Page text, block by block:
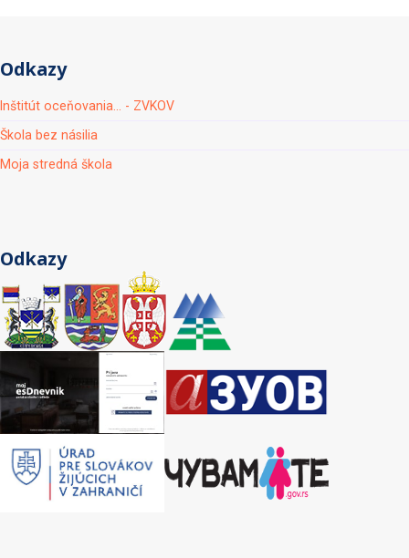
Odkazy
Inštitút oceňovania... - ZVKOV
Škola bez násilia
Moja stredná škola
Odkazy